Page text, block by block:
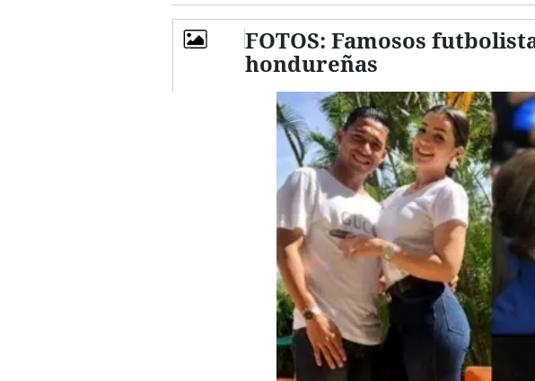
FOTOS: Famosos
hondureñas